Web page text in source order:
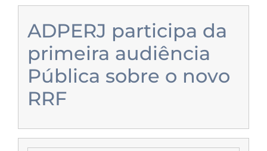
ADPERJ participa da
primeira audiência
Pública sobre o novo
RRF